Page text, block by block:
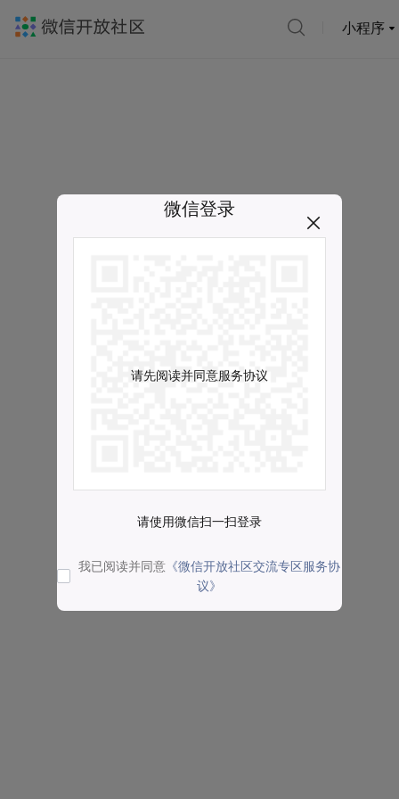
小程序
微信登录
请先阅读并同意服务协议
请使用微信扫一扫登录
我已阅读并同意 《微信开放社区交流专区服务协
议》